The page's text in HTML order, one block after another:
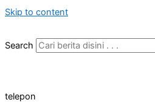
Skip to content
Search
telepon